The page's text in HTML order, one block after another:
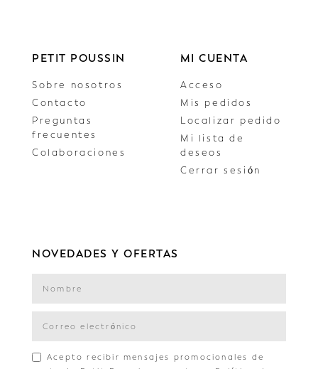
PETIT POUSSIN
Sobre nosotros
Contacto
Preguntas
frecuentes
Colaboraciones
MI CUENTA
Acceso
Mis pedidos
Localizar pedido
Mi lista de
deseos
Cerrar sesión
NOVEDADES Y OFERTAS
Acepto recibir mensajes promocionales de